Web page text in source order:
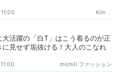
Kim．
大活躍の「白T」はこう着るのが正
見せず垢抜ける！大人のこなれ
michill ファッション